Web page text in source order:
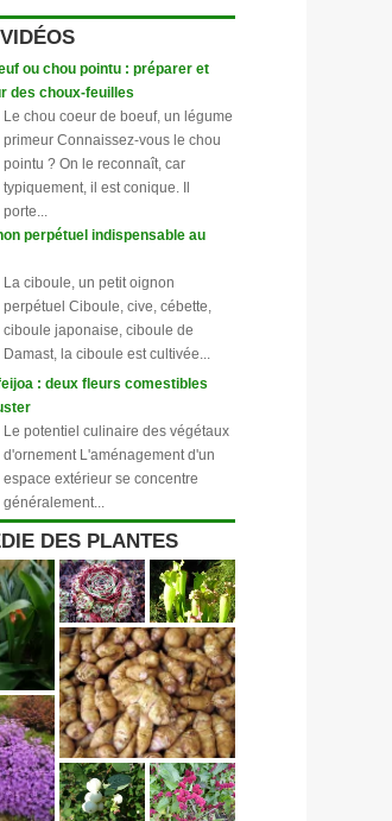
ou chou pointu : préparer et
des choux-feuilles
Le chou coeur de boeuf, un légume
primeur Connaissez-vous le chou
pointu ? On le reconnaît, car
typiquement, il est conique. Il
porte...
perpétuel indispensable au
La ciboule, un petit oignon
perpétuel Ciboule, cive, cébette,
ciboule japonaise, ciboule de
Damast, la ciboule est cultivée...
: deux fleurs comestibles
Le potentiel culinaire des végétaux
d'ornement L'aménagement d'un
espace extérieur se concentre
généralement...
DES PLANTES